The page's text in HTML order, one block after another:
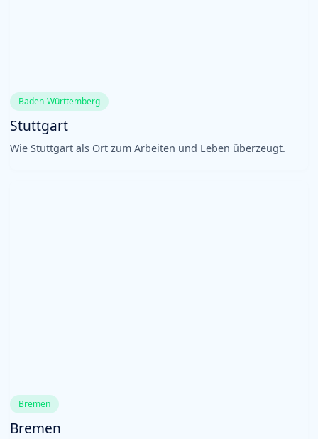
Baden-Württemberg
Stuttgart
Wie Stuttgart als Ort zum Arbeiten und Leben überzeugt.
Bremen
Bremen